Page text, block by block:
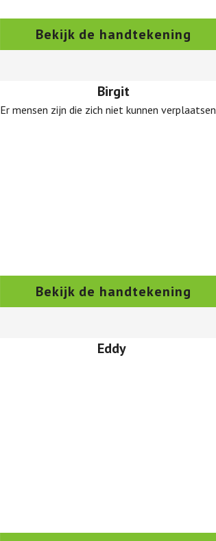
Bekijk de handtekening
Birgit
Er mensen zijn die zich niet kunnen verplaatsen
Bekijk de handtekening
Eddy